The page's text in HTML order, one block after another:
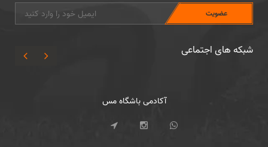
شبکه های اجتماعی
سایر رشته ها